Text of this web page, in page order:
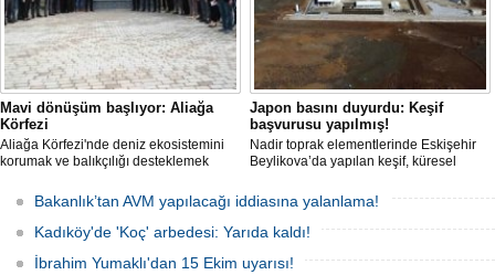
Mavi dönüşüm başlıyor: Aliağa
Körfezi
Aliağa Körfezi'nde deniz ekosistemini
korumak ve balıkçılığı desteklemek
Japon basını duyurdu: Keşif
başvurusu yapılmış!
Nadir toprak elementlerinde Eskişehir
Beylikova’da yapılan keşif, küresel
yeni bir hamle geldi.
Bakanlık’tan AVM yapılacağı iddiasına yalanlama!
Kadıköy'de 'Koç' arbedesi: Yarıda kaldı!
İbrahim Yumaklı'dan 15 Ekim uyarısı!